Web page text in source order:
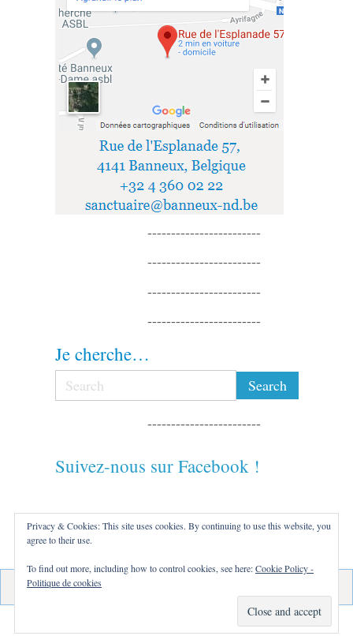
------------------------
------------------------
------------------------
------------------------
Je cherche…
------------------------
Suivez-nous sur Facebook !
------------------------
Deutsch
Privacy & Cookies: This site uses cookies. By continuing to use this website, you
agree to their use.
To find out more, including how to control cookies, see here:Cookie Policy -
Politique de cookies